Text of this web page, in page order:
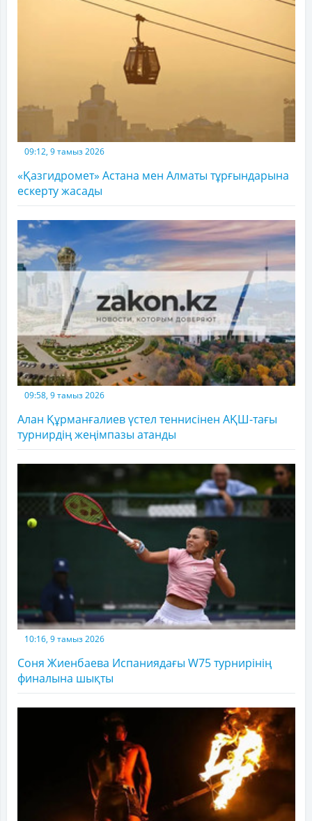
09:12, 9 тамыз 2026
«Қазгидромет» Астана мен Алматы тұрғындарына
ескерту жасады
09:58, 9 тамыз 2026
Алан Құрманғалиев үстел теннисінен АҚШ-тағы
турнирдің жеңімпазы атанды
10:16, 9 тамыз 2026
Соня Жиенбаева Испаниядағы W75 турнирінің
финалына шықты